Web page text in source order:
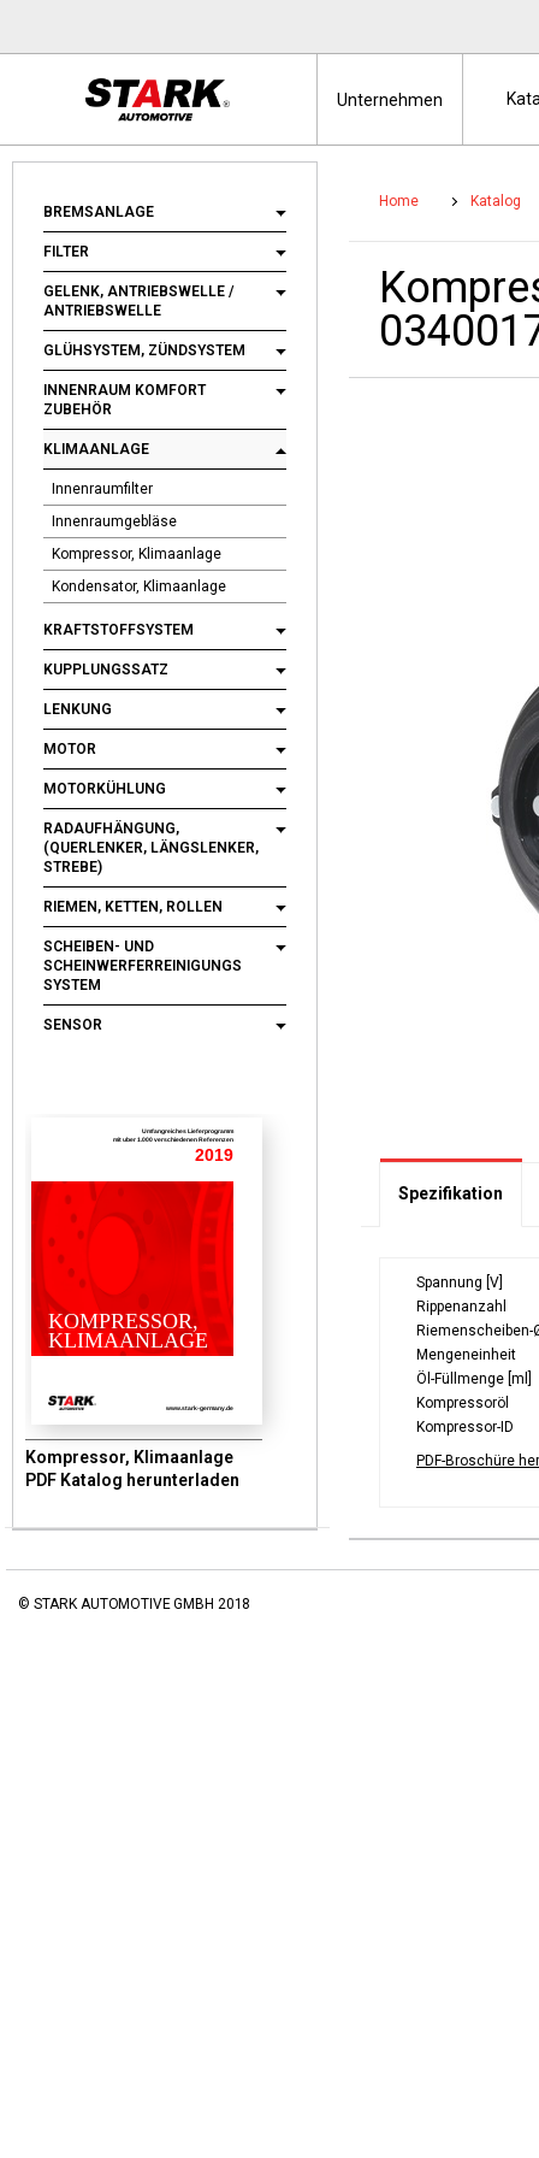
BREMSANLAGE
FILTER
GELENK, ANTRIEBSWELLE /
ANTRIEBSWELLE
GLÜHSYSTEM, ZÜNDSYSTEM
INNENRAUM KOMFORT
ZUBEHÖR
KLIMAANLAGE
Innenraumfilter
Innenraumgebläse
Kompressor, Klimaanlage
Kondensator, Klimaanlage
KRAFTSTOFFSYSTEM
KUPPLUNGSSATZ
LENKUNG
MOTOR
MOTORKÜHLUNG
RADAUFHÄNGUNG,
(QUERLENKER, LÄNGSLENKER,
STREBE)
RIEMEN, KETTEN, ROLLEN
SCHEIBEN- UND
SCHEINWERFERREINIGUNGS
SYSTEM
SENSOR
Umfangreiches Lieferprogramm
mit uber 1.000 verschiedenen Referenzen
2019
KOMPRESSOR,
KLIMAANLAGE
www.stark-germany.de
Kompressor, Klimaanlage
PDF Katalog herunterladen
Home Katalog
Spezifikation
Spannung [V]
Rippenanzahl
Riemenscheiben-
Mengeneinheit
Öl-Füllmenge [ml]
Kompressoröl
Kompressor-ID
PDF-Broschüre
Unternehmen
© STARK AUTOMOTIVE GMBH 2018